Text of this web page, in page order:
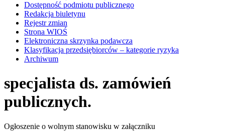
Dostępność podmiotu publicznego
Redakcja biuletynu
Rejestr zmian
Strona WIOŚ
Elektroniczna skrzynka podawcza
Klasyfikacja przedsiębiorców – kategorie ryzyka
Archiwum
specjalista ds. zamówień
publicznych.
Ogłoszenie o wolnym stanowisku w załączniku